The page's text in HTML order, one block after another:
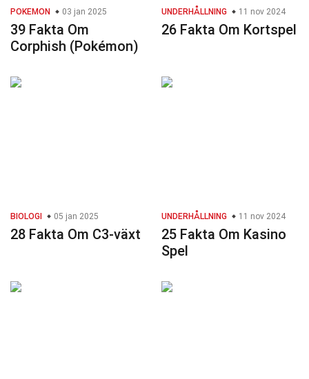
POKEMON 03 jan 2025
39 Fakta Om
Corphish (Pokémon)
UNDERHÅLLNING 11 nov 2024
26 Fakta Om Kortspel
BIOLOGI 05 jan 2025
28 Fakta Om C3-växt
UNDERHÅLLNING 11 nov 2024
25 Fakta Om Kasino
Spel